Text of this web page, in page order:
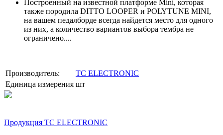
Построенный на известной платформе Mini, которая
также породила DITTO LOOPER и POLYTUNE MINI,
на вашем педалборде всегда найдется место для одного
из них, а количество вариантов выбора тембра не
ограничено....
Производитель:
TC ELECTRONIC
Единица измерения шт
Продукция TC ELECTRONIC